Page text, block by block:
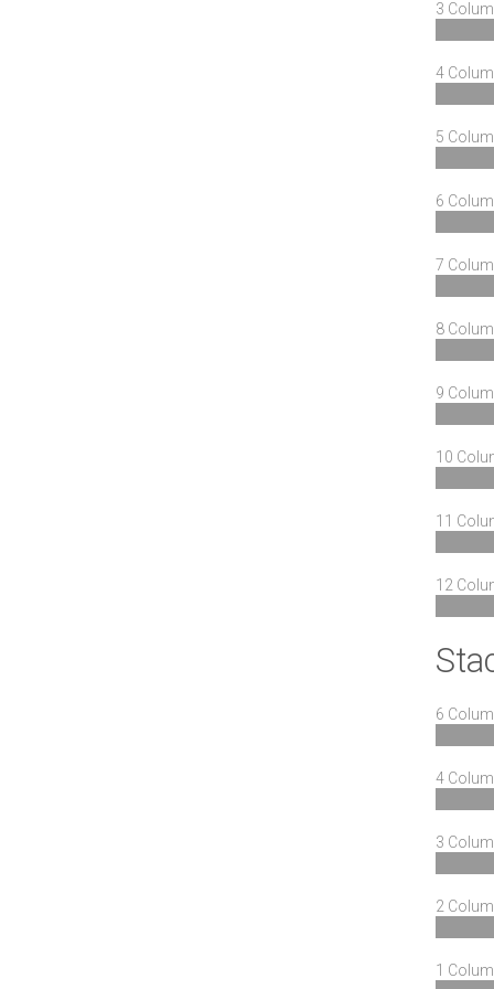
3
4
5
6
7
8
9
10
11
12
6
4
3
2
1